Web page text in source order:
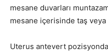
mesane duvarları
mesane içerisinde taş veya
Uterus antevert